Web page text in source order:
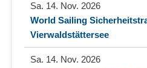
Sa. 14. Nov. 2026
World Sailing
Vierwaldstättersee
Sa. 14. Nov. 2026